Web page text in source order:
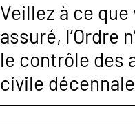
Veillez à ce
assuré, l’Ordre
le contrôle des
civile